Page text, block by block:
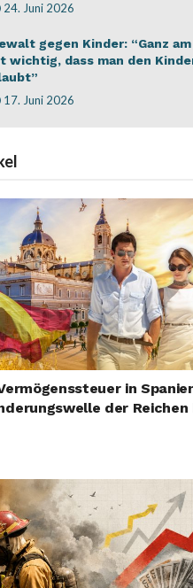
24. Juni 2026
gegen Kinder: “Ganz
wichtig, dass man den
17. Juni 2026
in
der Reichen